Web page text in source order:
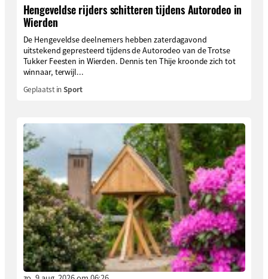
Hengeveldse rijders schitteren tijdens Autorodeo in
Wierden
De Hengeveldse deelnemers hebben zaterdagavond
uitstekend gepresteerd tijdens de Autorodeo van de Trotse
Tukker Feesten in Wierden. Dennis ten Thije kroonde zich tot
winnaar, terwijl...
Geplaatst inSport